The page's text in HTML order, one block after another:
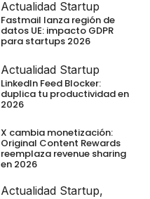
Actualidad Startup
Fastmail lanza región de
datos UE: impacto GDPR
para startups 2026
Actualidad Startup
LinkedIn Feed Blocker:
duplica tu productividad en
2026
X cambia monetización:
Original Content Rewards
reemplaza revenue sharing
en 2026
Actualidad Startup,